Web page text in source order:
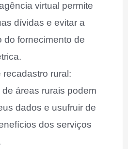
virtual permite
dívidas e evitar a
do fornecimento de
recadastro rural:
áreas rurais podem
dados e usufruir de
dos serviços